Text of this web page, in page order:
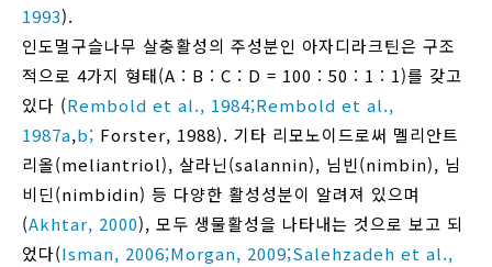
1993).
인도멀구슬나무 살충활성의 주성분인 아자디라크틴은 구조
적으로 4가지 형태(A : B : C : D = 100 : 50 : 1 : 1)를 갖고
있다 (Rembold et al., 1984;Rembold et al.,
1987a,b; Forster, 1988). 기타 리모노이드로써 멜리안트
리올(meliantriol), 살라닌(salannin), 님빈(nimbin), 님
비딘(nimbidin) 등 다양한 활성성분이 알려져 있으며
(Akhtar, 2000), 모두 생물활성을 나타내는 것으로 보고 되
었다(Isman, 2006;Morgan, 2009;Salehzadeh et al.,